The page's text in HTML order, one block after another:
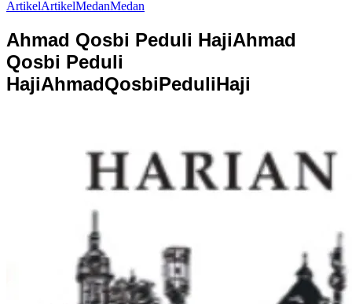
ArtikelArtikelMedanMedan
Ahmad Qosbi Peduli HajiAhmad
Qosbi Peduli
HajiAhmadQosbiPeduliHaji